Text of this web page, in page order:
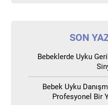
SON
Bebeklerde Uyku
Bebek Uyku
Profesyonel Bir